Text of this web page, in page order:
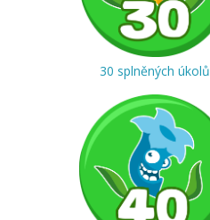
30 splněných úkolů